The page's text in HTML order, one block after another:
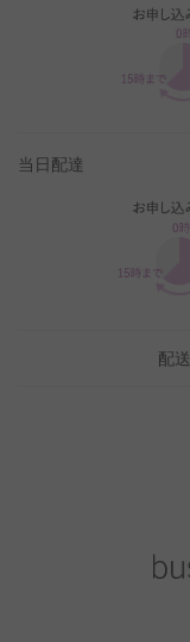
当日配達
配